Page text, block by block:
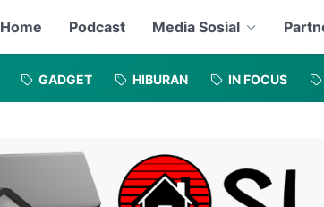
Home Podcast Media Sosial
GADGET HIBURAN IN FOCUS